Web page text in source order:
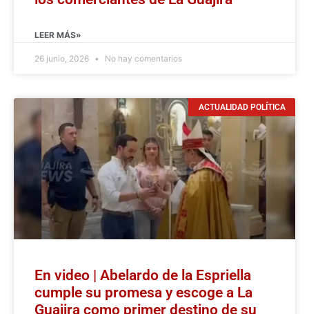
LEER MÁS»
26 junio, 2026 No hay comentarios
ACTUALIDAD POLÍTICA
En video | Abelardo de la Espriella
cumple su promesa y escoge a La
Guajira como primer destino de su